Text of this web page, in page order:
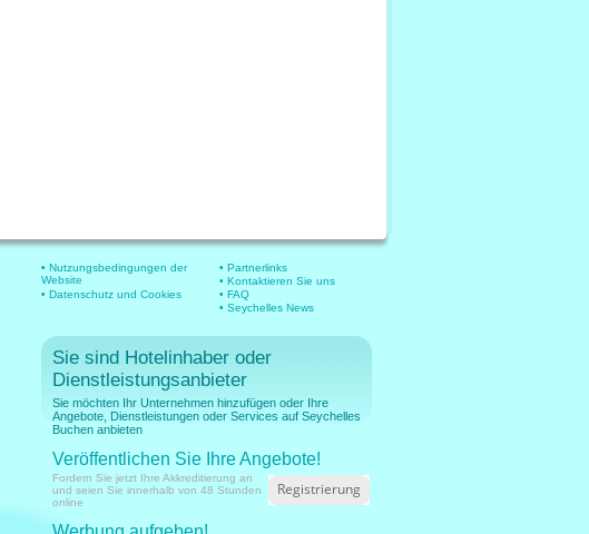
• Nutzungsbedingungen der
Website
• Datenschutz und Cookies
• Partnerlinks
• Kontaktieren Sie uns
• FAQ
• Seychelles News
Sie sind Hotelinhaber oder
Dienstleistungsanbieter
Sie möchten Ihr Unternehmen hinzufügen oder Ihre
Angebote, Dienstleistungen oder Services auf Seychelles
Buchen anbieten
Veröffentlichen Sie Ihre Angebote!
Fordern Sie jetzt Ihre Akkreditierung an
und seien Sie innerhalb von 48 Stunden
online
Registrierung